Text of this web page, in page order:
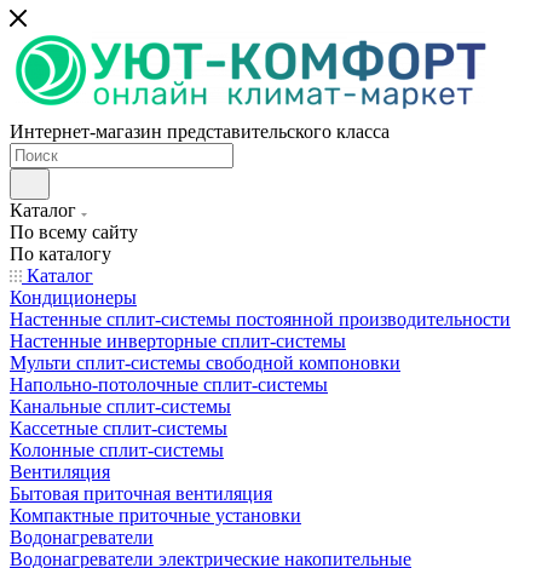
Интернет-магазин представительского класса
Каталог
По всему сайту
По каталогу
Каталог
Кондиционеры
Настенные сплит-системы постоянной производительности
Настенные инверторные сплит-системы
Мульти сплит-системы свободной компоновки
Напольно-потолочные сплит-системы
Канальные сплит-системы
Кассетные сплит-системы
Колонные сплит-системы
Вентиляция
Бытовая приточная вентиляция
Компактные приточные установки
Водонагреватели
Водонагреватели электрические накопительные